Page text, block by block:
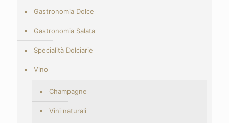
Gastronomia Dolce
Gastronomia Salata
Specialità Dolciarie
Vino
Champagne
Vini naturali